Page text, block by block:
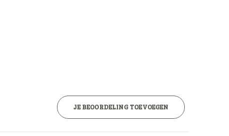
JE BEOORDELING TOEVOEGEN